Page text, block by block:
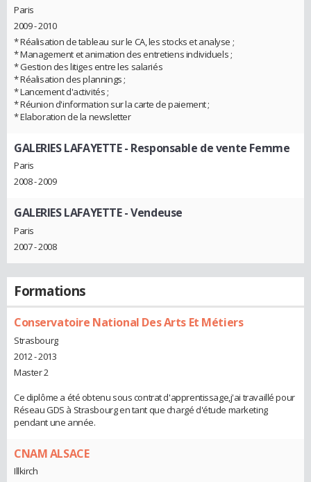
Paris
2009 - 2010
* Réalisation de tableau sur le CA, les stocks et analyse ;
* Management et animation des entretiens individuels ;
* Gestion des litiges entre les salariés
* Réalisation des plannings ;
* Lancement d'activités ;
* Réunion d'information sur la carte de paiement ;
* Elaboration de la newsletter
GALERIES LAFAYETTE- Responsable de vente Femme
Paris
2008 - 2009
GALERIES LAFAYETTE- Vendeuse
Paris
2007 - 2008
Formations
Conservatoire National Des Arts Et Métiers
Strasbourg
2012 - 2013
Master 2
Ce diplôme a été obtenu sous contrat d'apprentissage,j'ai travaillé pour
Réseau GDS à Strasbourg en tant que chargé d'étude marketing
pendant une année.
CNAM ALSACE
Illkirch